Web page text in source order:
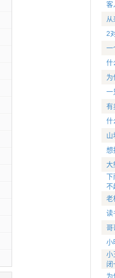
客
从
2
一
什
为
一
有
什
山
想
大
下
不
老
读
哥
小
小
闭
为